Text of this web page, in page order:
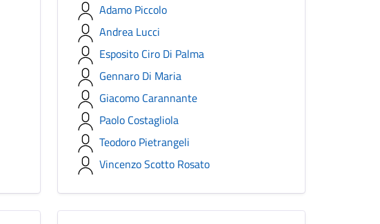
Adamo Piccolo
Andrea Lucci
Esposito Ciro Di Palma
Gennaro Di Maria
Giacomo Carannante
Paolo Costagliola
Teodoro Pietrangeli
Vincenzo Scotto Rosato